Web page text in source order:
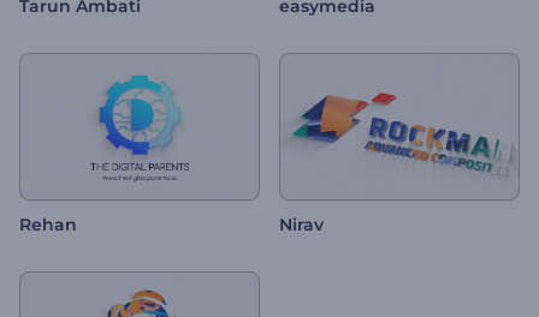
Tarun Ambati easymedia
Rehan Nirav